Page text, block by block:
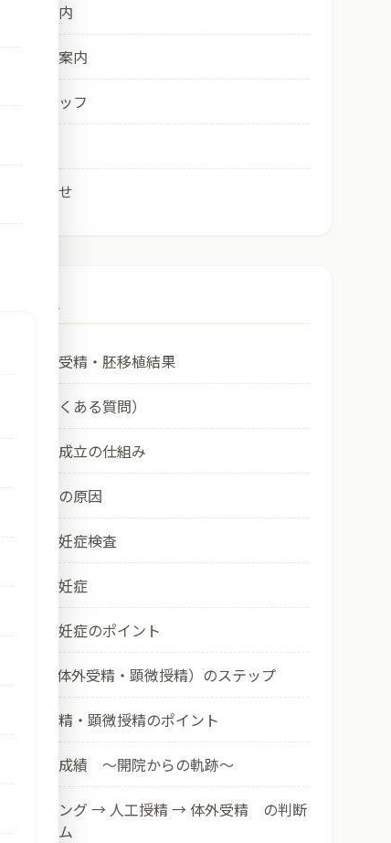
内のご案内
養室のご案内
・スタッフ
問い合わせ
近の体外受精・胚移植結果
ＡＱ（良くある質問）
妊娠の成立の仕組み
妊症の原因
般不妊症検査
性不妊症
般不妊症のポイント
ART（体外受精・顕微授精）のステップ
体外受精・顕微授精のポイント
当院の成績 ～開院からの軌跡～
タイミング → 人工授精 → 体外受精 の判断
ゴリズム